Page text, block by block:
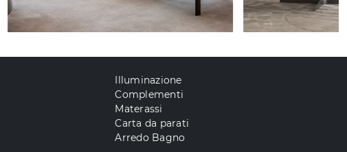
Illuminazione
Complementi
Materassi
Carta da parati
Arredo Bagno